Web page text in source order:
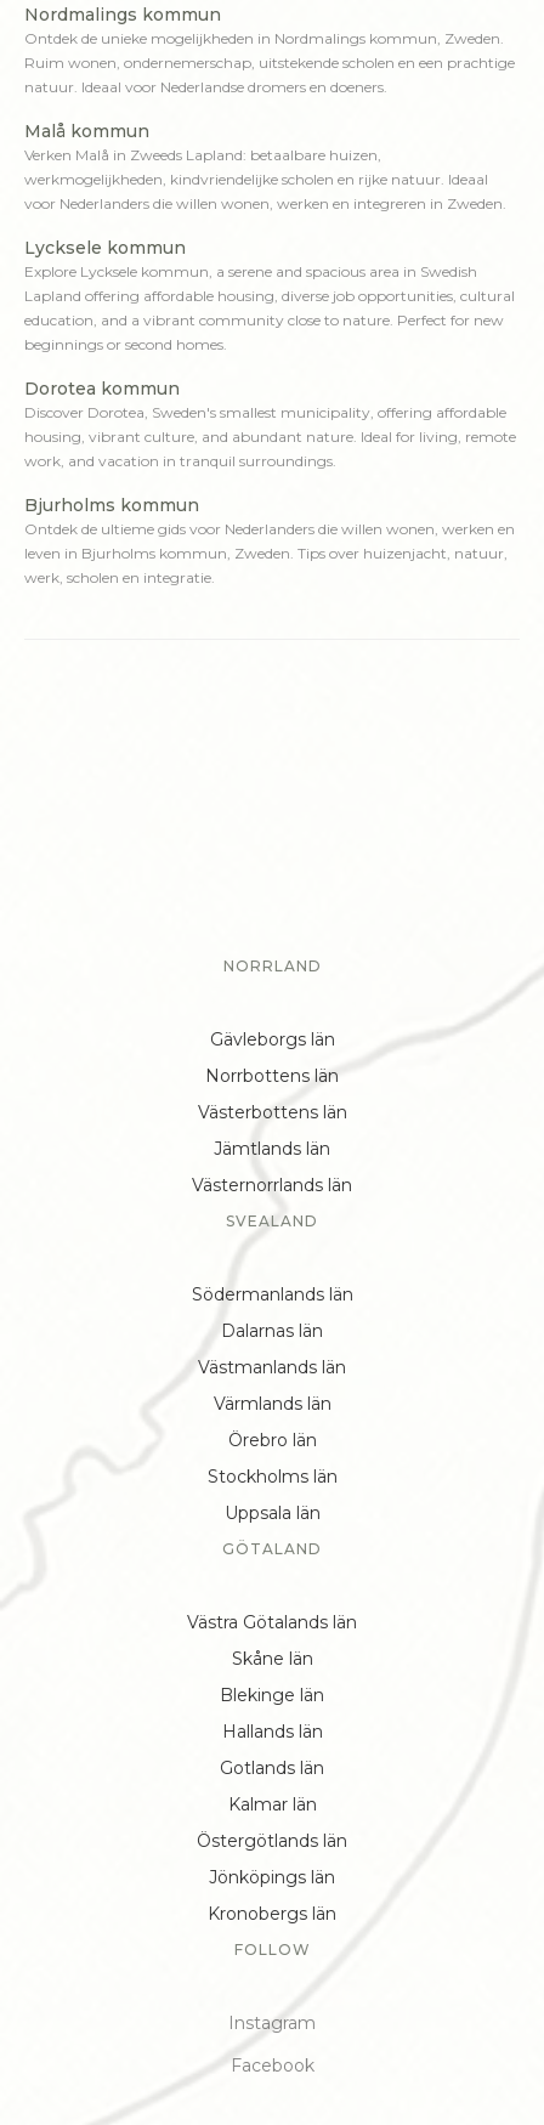
Nordmalings kommun
Ontdek de unieke mogelijkheden in Nordmalings kommun, Zweden.
Ruim wonen, ondernemerschap, uitstekende scholen en een prachtige
natuur. Ideaal voor Nederlandse dromers en doeners.
Malå kommun
Verken Malå in Zweeds Lapland: betaalbare huizen,
werkmogelijkheden, kindvriendelijke scholen en rijke natuur. Ideaal
voor Nederlanders die willen wonen, werken en integreren in Zweden.
Lycksele kommun
Explore Lycksele kommun, a serene and spacious area in Swedish
Lapland offering affordable housing, diverse job opportunities, cultural
education, and a vibrant community close to nature. Perfect for new
beginnings or second homes.
Dorotea kommun
Discover Dorotea, Sweden's smallest municipality, offering affordable
housing, vibrant culture, and abundant nature. Ideal for living, remote
work, and vacation in tranquil surroundings.
Bjurholms kommun
Ontdek de ultieme gids voor Nederlanders die willen wonen, werken en
leven in Bjurholms kommun, Zweden. Tips over huizenjacht, natuur,
werk, scholen en integratie.
NORRLAND
Gävleborgs län
Norrbottens län
Västerbottens län
Jämtlands län
Västernorrlands län
SVEALAND
Södermanlands län
Dalarnas län
Västmanlands län
Värmlands län
Örebro län
Stockholms län
Uppsala län
GÖTALAND
Västra Götalands län
Skåne län
Blekinge län
Hallands län
Gotlands län
Kalmar län
Östergötlands län
Jönköpings län
Kronobergs län
FOLLOW
Instagram
Facebook